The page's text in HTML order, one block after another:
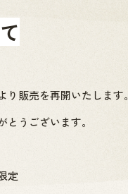
り販売を再開いたします。
うございます。
定